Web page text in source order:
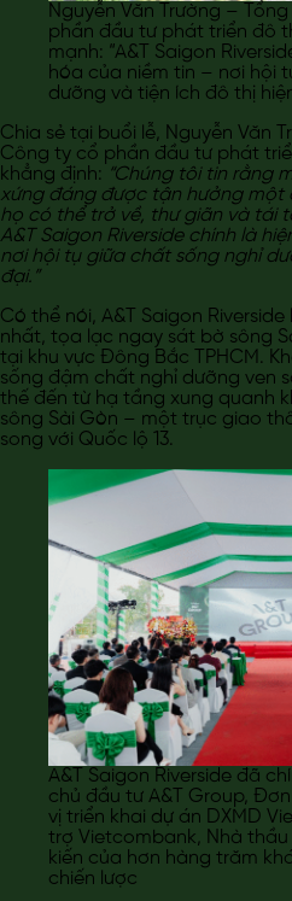
Nguyễn Văn Trường –
phần đầu tư phát triển đô
mạnh: “A&T Saigon
hóa của niềm tin – nơi hội
dưỡng và tiện ích đô thị
Chia sẻ tại buổi lễ, Nguyễn Văn
Công ty cổ phần đầu tư phát
khẳng định: “Chúng tôi tin rằng
xứng đáng được tận hưởng một
họ có thể trở về, thư giãn và tái
A&T Saigon Riverside chính là
nơi hội tụ giữa chất sống nghỉ
đại.”
Có thể nói, A&T Saigon
nhất, tọa lạc ngay sát bờ sông
tại khu vực Đông Bắc TPHCM.
sống đậm chất nghỉ dưỡng ven
thế đến từ hạ tầng xung quanh
sông Sài Gòn – một trục giao
song với Quốc lộ 13.
A&T Saigon Riverside đã
chủ đầu tư A&T Group,
vị triển khai dự án DXMD
trợ Vietcombank, Nhà
kiến của hơn hàng trăm
chiến lược